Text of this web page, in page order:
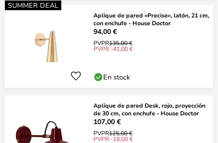
SUMMER DEAL
Aplique de pared «Precise», latón, 21 cm,
con enchufe - House Doctor
94,00 €
PVPR135,00 €
PVPR -41,00 €
En stock
Aplique de pared Desk, rojo, proyección
de 30 cm, con enchufe - House Doctor
107,00 €
PVPR125,00 €
PVPR -18,00 €